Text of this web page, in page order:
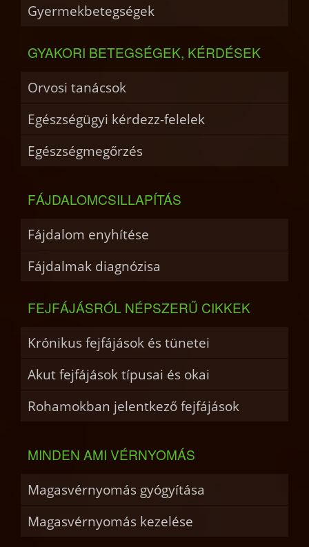
Gyermekbetegségek
GYAKORI BETEGSÉGEK, KÉRDÉSEK
Orvosi tanácsok
Egészségügyi kérdezz-felelek
Egészségmegőrzés
FÁJDALOMCSILLAPÍTÁS
Fájdalom enyhítése
Fájdalmak diagnózisa
FEJFÁJÁSRÓL NÉPSZERŰ CIKKEK
Krónikus fejfájások és tünetei
Akut fejfájások típusai és okai
Rohamokban jelentkező fejfájások
MINDEN AMI VÉRNYOMÁS
Magasvérnyomás gyógyítása
Magasvérnyomás kezelése